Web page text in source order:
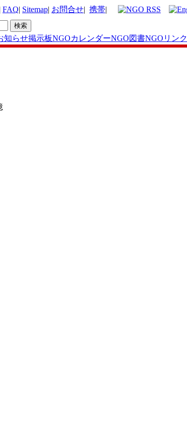
FAQ| Sitemap| お問合せ| 携帯|
知らせ掲示板NGOカレンダーNGO図書NGOリンク